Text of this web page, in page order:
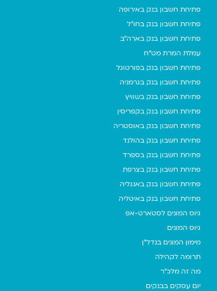
פתיחת חשבון בנק באירופה
פתיחת חשבון בנק בחו"ל
פתיחת חשבון בנק בארה"ב
עמלת המרת מט"ח
פתיחת חשבון בנק בפורטוגל
פתיחת חשבון בנק בגרמניה
פתיחת חשבון בנק בשוויץ
פתיחת חשבון בנק בקפריסין
פתיחת חשבון בנק באוסטריה
פתיחת חשבון בנק בהולנד
פתיחת חשבון בנק בספרד
פתיחת חשבון בנק בצרפת
פתיחת חשבון בנק באנגליה
פתיחת חשבון בנק באיטליה
גיוס המונים לסטארט-אפ
גיוס המונים
מימון המונים בנדל"ן
תרומה לקהילה
מה זה מלכ"ר
יום עסקים בבנקים